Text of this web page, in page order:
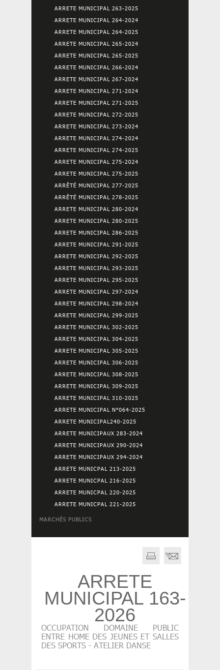
ARRETE MUNICIPAL 263-2025
ARRETE MUNICIPAL 264-2024
ARRETE MUNICIPAL 264-2025
ARRETE MUNICIPAL 265-2024
ARRETE MUNICIPAL 265-2025
ARRETE MUNICIPAL 266-2024
ARRETE MUNICIPAL 267-2024
ARRETE MUNICIPAL 271-2024
ARRETE MUNICIPAL 271-2025
ARRETE MUNICIPAL 272-2025
ARRETE MUNICIPAL 273-2024
ARRETE MUNICIPAL 274-2024
ARRETE MUNICIPAL 274-2025
ARRETE MUNICIPAL 275-2024
ARRETE MUNICIPAL 275-2025
ARRÊTÉ MUNICIPAL 277-2025
ARRÊTÉ MUNICIPAL 278-2025
ARRETE MUNICIPAL 280-2024
ARRETE MUNICIPAL 280-2025
ARRETE MUNICIPAL 286-2025
ARRETE MUNICIPAL 291-2025
ARRETE MUNICIPAL 292-2025
ARRETE MUNICIPAL 293-2025
ARRETE MUNICIPAL 295-2025
ARRETE MUNICIPAL 297-2024
ARRETE MUNICIPAL 298-2024
ARRETE MUNICIPAL 299-2025
ARRETE MUNICIPAL 302-2025
ARRETE MUNICIPAL 304-2025
ARRETE MUNICIPAL 305-2025
ARRETE MUNICIPAL 306-2025
ARRETE MUNICIPAL 308-2025
ARRETE MUNICIPAL 309-2025
ARRETE MUNICIPAL 310-2025
ARRETE MUNICIPAL N°064-2025
ARRETE MUNICIPAL240-2025
ARRETE MUNICIPAUX 283-2024
ARRETE MUNICIPAUX 290-2024
ARRETE MUNICIPAUX 294-2024
ARRETE MUNICPAL 213-2025
ARRETE MUNICPAL 216-2025
ARRETE MUNICPAL 220-2025
ARRETE MUNICPAL 221-2025
MARCHÉS PUBLICS
ARRETE
MUNICIPAL 163-
2026
OCCUPATION DOMAINE PUBLIC
ENTRE HOME DES JEUNES ET SALLES
DES SPORTS - ATELIER DANSE